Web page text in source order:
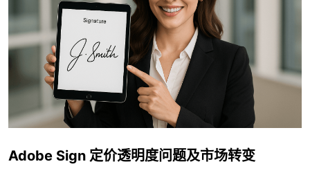
Adobe Sign 定价透明度问题及市场转变